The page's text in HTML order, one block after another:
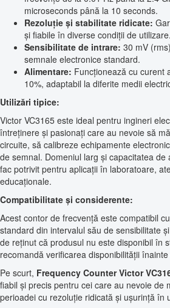
microseconds până la 10 seconds.
Rezoluție și stabilitate ridicate:
și fiabile în diverse condiții de utilizare.
Sensibilitate de intrare: 30 mV
semnale electronice standard.
Alimentare: Funcționează cu curent
10%, adaptabil la diferite medii
Utilizări tipice:
Victor VC3165 este ideal pentru ingineri
întreținere și pasionați care au nevoie să
circuite, să calibreze echipamente
de semnal. Domeniul larg și capacitatea
fac potrivit pentru aplicații în laboratoare,
educaționale.
Compatibilitate și considerente:
Acest contor de frecvență este compatibil
standard din intervalul său de sensibilitate
de reținut că produsul nu este disponibil în
recomandă verificarea disponibilității
Pe scurt, Frequency Counter Victor
fiabil și precis pentru cei care au nevoie de
perioadei cu rezoluție ridicată și ușurință în